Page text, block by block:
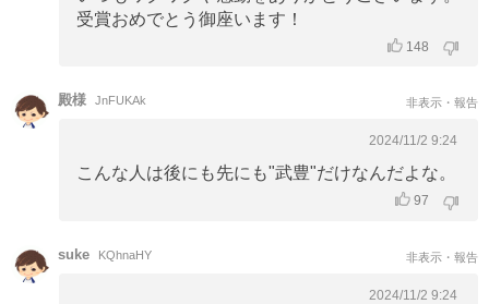
受賞おめでとう御座います！
148
殿様 JnFUKAk 非表示・報告
2024/11/2 9:24
こんな人は後にも先にも"武豊"だけなんだよな。
97
suke KQhnaHY 非表示・報告
2024/11/2 9:24